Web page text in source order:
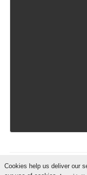
Cookies help us deliver our